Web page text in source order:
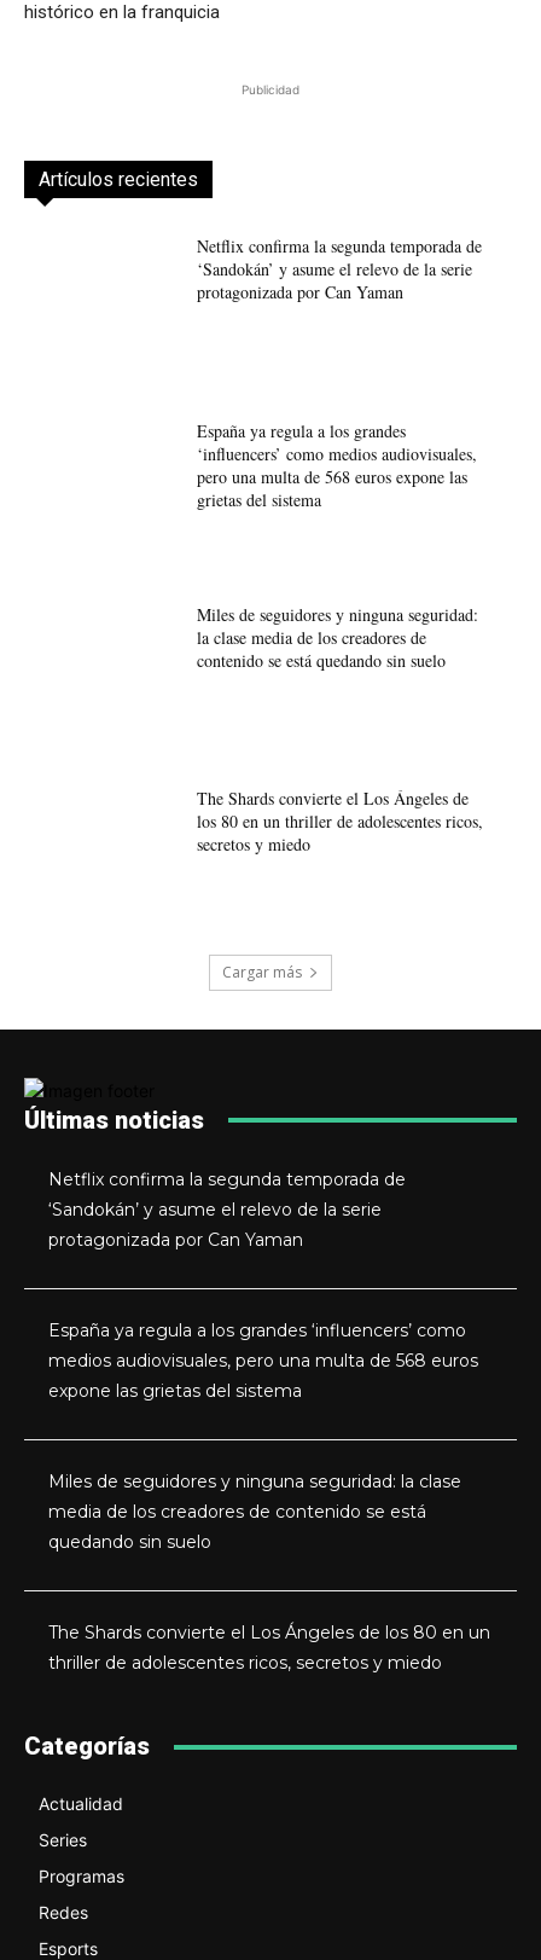
histórico en la franquicia
Publicidad
Artículos recientes
Netflix confirma la segunda temporada de
‘Sandokán’ y asume el relevo de la serie
protagonizada por Can Yaman
España ya regula a los grandes
‘influencers’ como medios audiovisuales,
pero una multa de 568 euros expone las
grietas del sistema
Miles de seguidores y ninguna seguridad:
la clase media de los creadores de
contenido se está quedando sin suelo
The Shards convierte el Los Ángeles de
los 80 en un thriller de adolescentes ricos,
secretos y miedo
Cargar más
Últimas noticias
Netflix confirma la segunda temporada de
‘Sandokán’ y asume el relevo de la serie
protagonizada por Can Yaman
España ya regula a los grandes ‘influencers’ como
medios audiovisuales, pero una multa de 568 euros
expone las grietas del sistema
Miles de seguidores y ninguna seguridad: la clase
media de los creadores de contenido se está
quedando sin suelo
The Shards convierte el Los Ángeles de los 80 en un
thriller de adolescentes ricos, secretos y miedo
Categorías
Actualidad
Series
Programas
Redes
Esports